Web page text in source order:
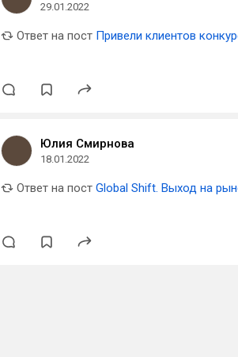
29.01.2022
Ответ на пост Привели клиентов
Юлия Смирнова
18.01.2022
Ответ на пост Global Shift. Выход на